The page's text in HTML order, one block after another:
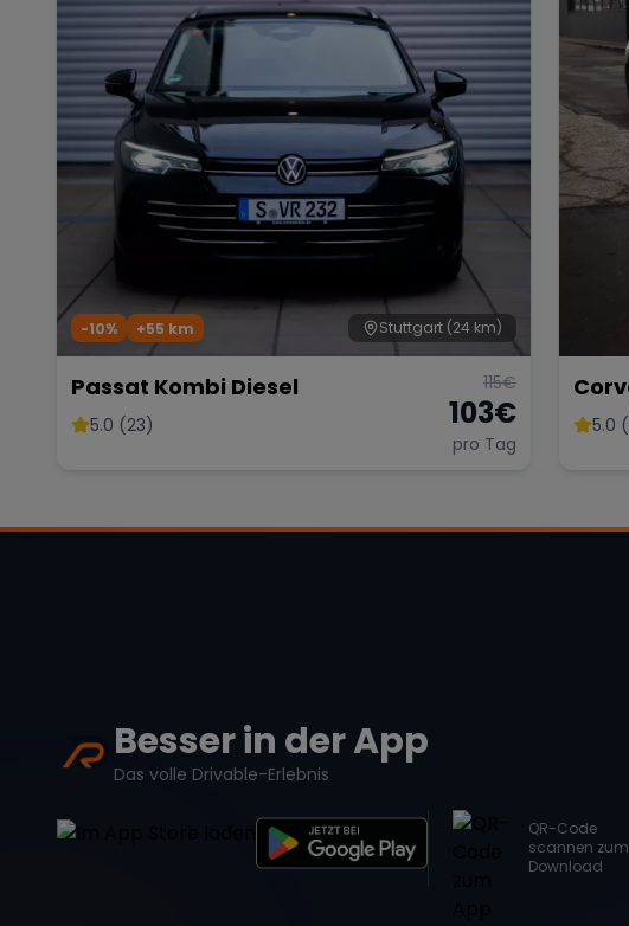
Stuttgart (24 km)
-10% +55 km
Passat Kombi Diesel
5.0 (23)
115€
103€
pro Tag
5.0
Besser in der App
Das volle Drivable-Erlebnis
QR-Code
scannen zum
Download